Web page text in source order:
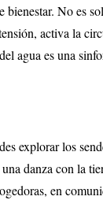
bienestar. No es
activa la
agua es una
explorar los
danza con la
en